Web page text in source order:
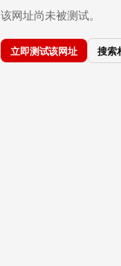
该网址尚未被测试。
立即测试该网址 搜索